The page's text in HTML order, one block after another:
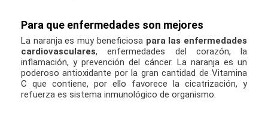
Para que enfermedades son mejores
La naranja es muy beneficiosa para las enfermedades
cardiovasculares, enfermedades del corazón, la
inflamación, y prevención del cáncer. La naranja es un
poderoso antioxidante por la gran cantidad de Vitamina
C que contiene, por ello favorece la cicatrización, y
refuerza es sistema inmunológico de organismo.